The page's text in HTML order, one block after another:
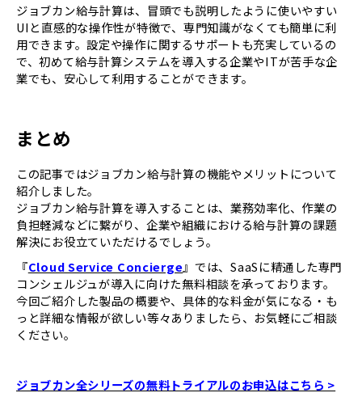
ジョブカン給与計算は、冒頭でも説明したように使いやすい
UIと直感的な操作性が特徴で、専門知識がなくても簡単に利
用できます。設定や操作に関するサポートも充実しているの
で、初めて給与計算システムを導入する企業やITが苦手な企
業でも、安心して利用することができます。
まとめ
この記事ではジョブカン給与計算の機能やメリットについて
紹介しました。
ジョブカン給与計算を導入することは、業務効率化、作業の
負担軽減などに繋がり、企業や組織における給与計算の課題
解決にお役立ていただけるでしょう。
『Cloud Service Concierge』では、SaaSに精通した専門
コンシェルジュが導入に向けた無料相談を承っております。
今回ご紹介した製品の概要や、具体的な料金が気になる・も
っと詳細な情報が欲しい等々ありましたら、お気軽にご相談
ください。
ジョブカン全シリーズの無料トライアルのお申込はこちら >